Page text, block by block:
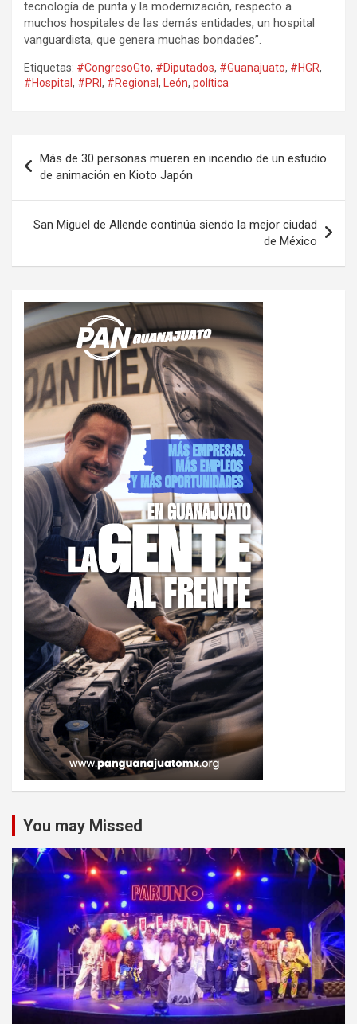
tecnología de punta y la modernización, respecto a
muchos hospitales de las demás entidades, un hospital
vanguardista, que genera muchas bondades”.
Etiquetas: #CongresoGto, #Diputados, #Guanajuato, #HGR,
#Hospital, #PRI, #Regional, León, política
de
entradas
Más de 30 personas mueren en incendio de un estudio
de animación en Kioto Japón
San Miguel de Allende continúa siendo la mejor ciudad
de México
You may Missed